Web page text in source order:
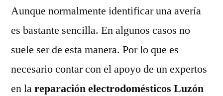
Aunque normalmente identificar una avería
es bastante sencilla. En algunos casos no
suele ser de esta manera. Por lo que es
necesario contar con el apoyo de un expertos
en lareparación electrodomésticos Luzón